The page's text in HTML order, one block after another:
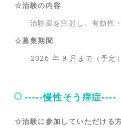
☆治験の内容
治験薬を注射し、有効性・
☆募集期間
2026 年 9 月まで（予定
-----慢性そう痒症----
☆治験に参加していただける